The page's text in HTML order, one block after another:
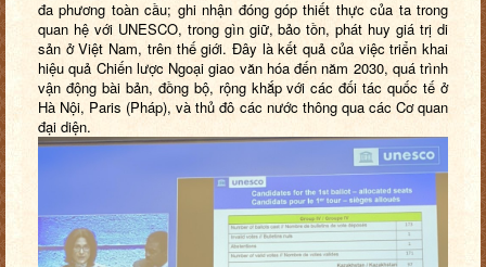
đa phương toàn cầu; ghi nhận đóng góp thiết thực của ta trong
quan hệ với UNESCO, trong gìn giữ, bảo tồn, phát huy giá trị di
sản ở Việt Nam, trên thế giới. Đây là kết quả của việc triển khai
hiệu quả Chiến lược Ngoại giao văn hóa đến năm 2030, quá trình
vận động bài bản, đồng bộ, rộng khắp với các đối tác quốc tế ở
Hà Nội, Paris (Pháp), và thủ đô các nước thông qua các Cơ quan
đại diện.